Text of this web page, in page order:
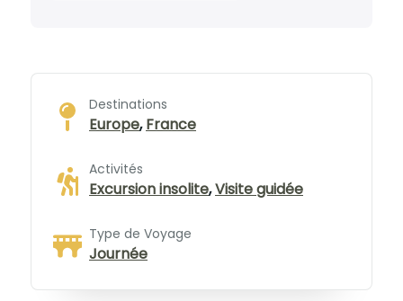
Destinations
Europe,France
Activités
Excursion insolite,Visite guidée
Type de Voyage
Journée